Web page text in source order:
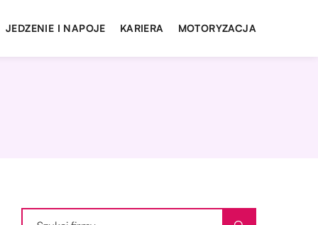
JEDZENIE I NAPOJE KARIERA MOTORYZACJA